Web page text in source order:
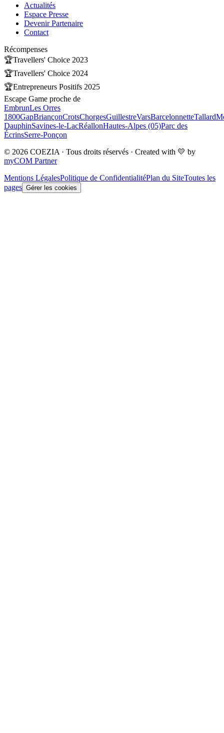
Actualités
Espace Presse
Devenir Partenaire
Contact
Récompenses
🏆Travellers' Choice 2023
🏆Travellers' Choice 2024
🏆Entrepreneurs Positifs 2025
Escape Game proche de
EmbrunLes Orres
1800GapBriançonCrotsChorgesGuillestreVarsBarcelonnetteTallard
DauphinSavines-le-LacRéallonHautes-Alpes (05)Parc des
ÉcrinsSerre-Ponçon
© 2026 COEZIA · Tous droits réservés · Created with 💛 by
myCOM Partner
Mentions LégalesPolitique de ConfidentialitéPlan du SiteToutes les
pages Gérer les cookies